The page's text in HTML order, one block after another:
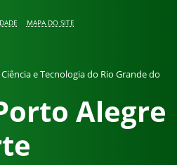
MAPA DO SITE
e Tecnologia do Rio Grande do
Alegre